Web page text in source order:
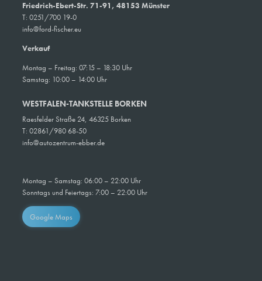
Friedrich-Ebert-Str. 71-91, 48153 Münster
T: 0251/700 19-0
info@ford-fischer.eu
Verkauf
Montag – Freitag: 07:15 – 18:30 Uhr
Samstag: 10:00 – 14:00 Uhr
WESTFALEN-TANKSTELLE BORKEN
Raesfelder Straße 24, 46325 Borken
T: 02861/980 68-50
info@autozentrum-ebber.de
Montag – Samstag: 06:00 – 22:00 Uhr
Sonntags und Feiertags: 7:00 – 22:00 Uhr
Google Maps